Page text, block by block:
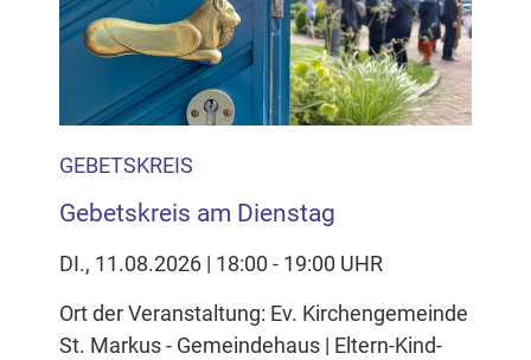
GEBETSKREIS
Gebetskreis am Dienstag
DI., 11.08.2026 | 18:00 - 19:00 UHR
Ort der Veranstaltung: Ev. Kirchengemeinde
St. Markus - Gemeindehaus | Eltern-Kind-